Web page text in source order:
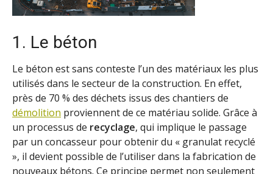
1. Le béton
Le béton est sans conteste l’un des matériaux les plus
utilisés dans le secteur de la construction. En effet,
près de 70 % des déchets issus des chantiers de
démolition proviennent de ce matériau solide. Grâce à
un processus de recyclage, qui implique le passage
par un concasseur pour obtenir du « granulat recyclé
», il devient possible de l’utiliser dans la fabrication de
nouveaux bétons. Ce principe permet non seulement